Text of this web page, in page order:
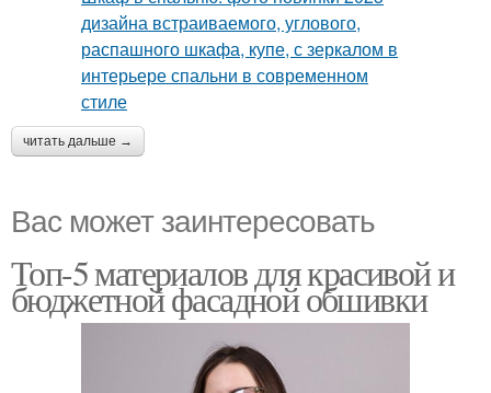
читать дальше →
Вас может заинтересовать
Топ-5 материалов для красивой и
бюджетной фасадной обшивки